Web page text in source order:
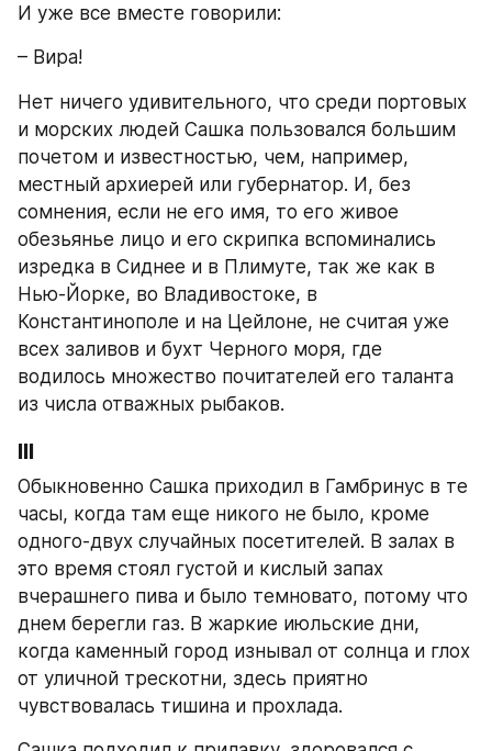
И уже все вместе говорили:
– Вира!
Нет ничего удивительного, что среди портовых
и морских людей Сашка пользовался большим
почетом и известностью, чем, например,
местный архиерей или губернатор. И, без
сомнения, если не его имя, то его живое
обезьянье лицо и его скрипка вспоминались
изредка в Сиднее и в Плимуте, так же как в
Нью-Йорке, во Владивостоке, в
Константинополе и на Цейлоне, не считая уже
всех заливов и бухт Черного моря, где
водилось множество почитателей его таланта
из числа отважных рыбаков.
III
Обыкновенно Сашка приходил в Гамбринус в те
часы, когда там еще никого не было, кроме
одного-двух случайных посетителей. В залах в
это время стоял густой и кислый запах
вчерашнего пива и было темновато, потому что
днем берегли газ. В жаркие июльские дни,
когда каменный город изнывал от солнца и глох
от уличной трескотни, здесь приятно
чувствовалась тишина и прохлада.